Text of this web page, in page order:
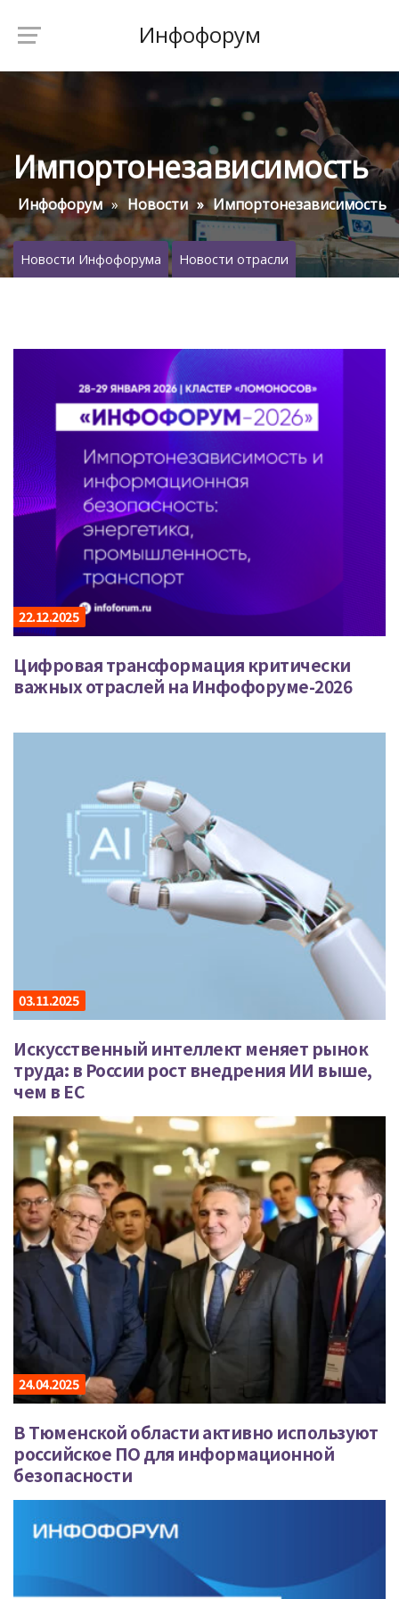
Инфофорум
Импортонезависимость
Инфофорум Новости Импортонезависимость
Новости Инфофорума Новости отрасли
22.12.2025
Цифровая трансформация критически
важных отраслей на Инфофоруме-2026
03.11.2025
Искусственный интеллект меняет рынок
труда: в России рост внедрения ИИ выше,
чем в ЕС
24.04.2025
В Тюменской области активно используют
российское ПО для информационной
безопасности